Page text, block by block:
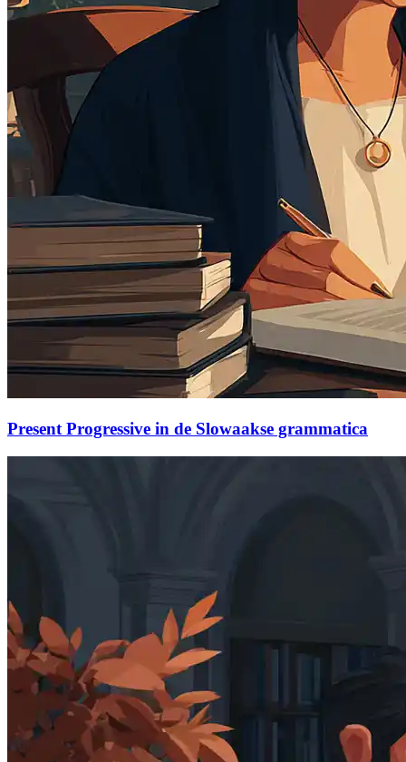
Present Progressive in de Slowaakse grammatica